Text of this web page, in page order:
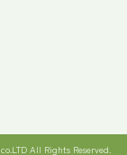
All Rights Reserved.